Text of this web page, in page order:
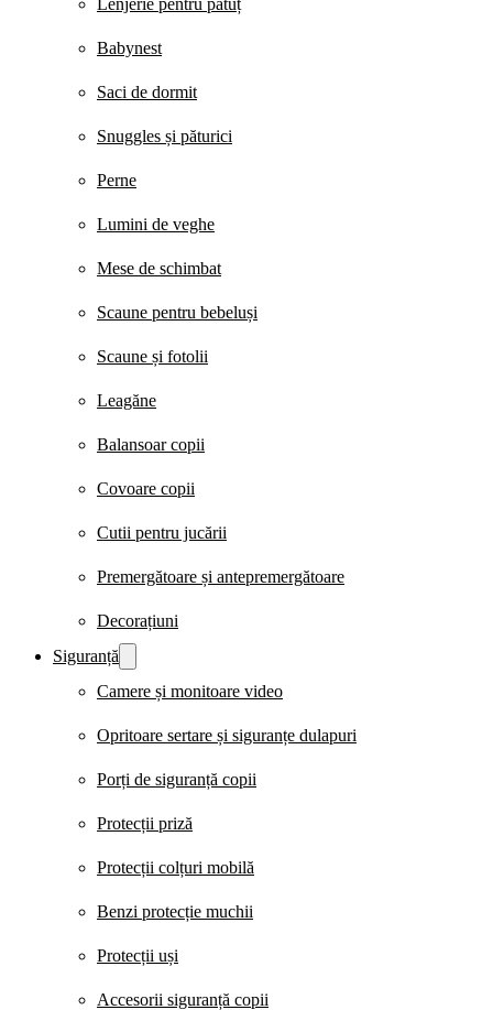
Lenjerie pentru pătuț
Babynest
Saci de dormit
Snuggles și păturici
Perne
Lumini de veghe
Mese de schimbat
Scaune pentru bebeluși
Scaune și fotolii
Leagăne
Balansoar copii
Covoare copii
Cutii pentru jucării
Premergătoare și antepremergătoare
Decorațiuni
Siguranță
Camere și monitoare video
Opritoare sertare și siguranțe dulapuri
Porți de siguranță copii
Protecții priză
Protecții colțuri mobilă
Benzi protecție muchii
Protecții uși
Accesorii siguranță copii